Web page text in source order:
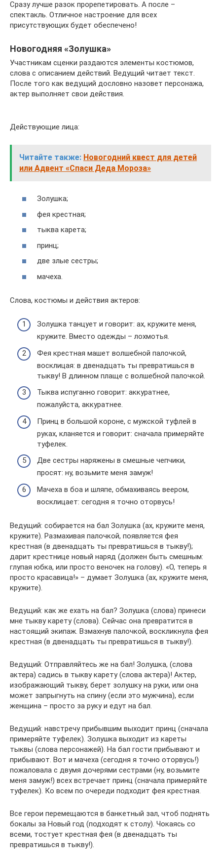
Сразу лучше разок прорепетировать. А после –
спектакль. Отличное настроение для всех
присутствующих будет обеспечено!
Новогодняя «Золушка»
Участникам сценки раздаются элементы костюмов,
слова с описанием действий. Ведущий читает текст.
После того как ведущий дословно назовет персонажа,
актер выполняет свои действия.
Действующие лица:
Читайте также: Новогодний квест для детей
или Адвент «Спаси Деда Мороза»
Золушка;
фея крестная;
тыква карета;
принц;
две злые сестры;
мачеха.
Слова, костюмы и действия актеров:
Золушка танцует и говорит: ах, кружите меня,
кружите. Вместо одежды – лохмотья.
Фея крестная машет волшебной палочкой,
восклицая: в двенадцать ты превратишься в
тыкву! В длинном плаще с волшебной палочкой.
Тыква испуганно говорит: аккуратнее,
пожалуйста, аккуратнее.
Принц в большой короне, с мужской туфлей в
руках, кланяется и говорит: сначала примеряйте
туфелек.
Две сестры наряжены в смешные чепчики,
просят: ну, возьмите меня замуж!
Мачеха в боа и шляпе, обмахиваясь веером,
восклицает: сегодня я точно оторвусь!
Ведущий: собирается на бал Золушка (ах, кружите меня,
кружите). Размахивая палочкой, появляется фея
крестная (в двенадцать ты превратишься в тыкву!);
дарит крестнице новый наряд (должен быть смешным:
глупая юбка, или просто веночек на голову). «О, теперь я
просто красавица!» – думает Золушка (ах, кружите меня,
кружите).
Ведущий: как же ехать на бал? Золушка (слова) принеси
мне тыкву карету (слова). Сейчас она превратится в
настоящий экипаж. Взмахнув палочкой, воскликнула фея
крестная (в двенадцать ты превратишься в тыкву!).
Ведущий: Отправляйтесь же на бал! Золушка, (слова
актера) садись в тыкву карету (слова актера)! Актер,
изображающий тыкву, берет золушку на руки, или она
может запрыгнуть на спину (если это мужчина), если
женщина – просто за руку и едут на бал.
Ведущий: навстречу прибывшим выходит принц (сначала
примеряйте туфелек). Золушка выходит из кареты
тыквы (слова персонажей). На бал гости прибывают и
прибывают. Вот и мачеха (сегодня я точно оторвусь!)
пожаловала с двумя дочерями сестрами (ну, возьмите
меня замуж!) всех встречает принц (сначала примеряйте
туфелек). Ко всем по очереди подходит фея крестная.
Все герои перемещаются в банкетный зал, чтоб поднять
бокалы за Новый год (подходят к столу). Чокаясь со
всеми, тостует крестная фея (в двенадцать ты
превратишься в тыкву!).